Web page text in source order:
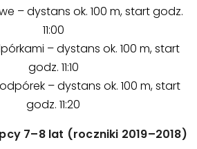
– dystans ok. 100 m, start godz.
11:00
– dystans ok. 100 m, start
godz. 11:10
– dystans ok. 100 m, start
godz. 11:20
7–8 lat (roczniki 2019–2018)